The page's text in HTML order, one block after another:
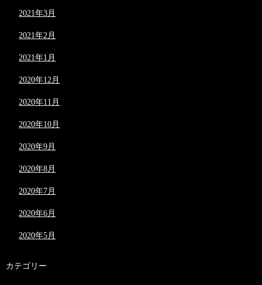
2021年3月
2021年2月
2021年1月
2020年12月
2020年11月
2020年10月
2020年9月
2020年8月
2020年7月
2020年6月
2020年5月
カテゴリー